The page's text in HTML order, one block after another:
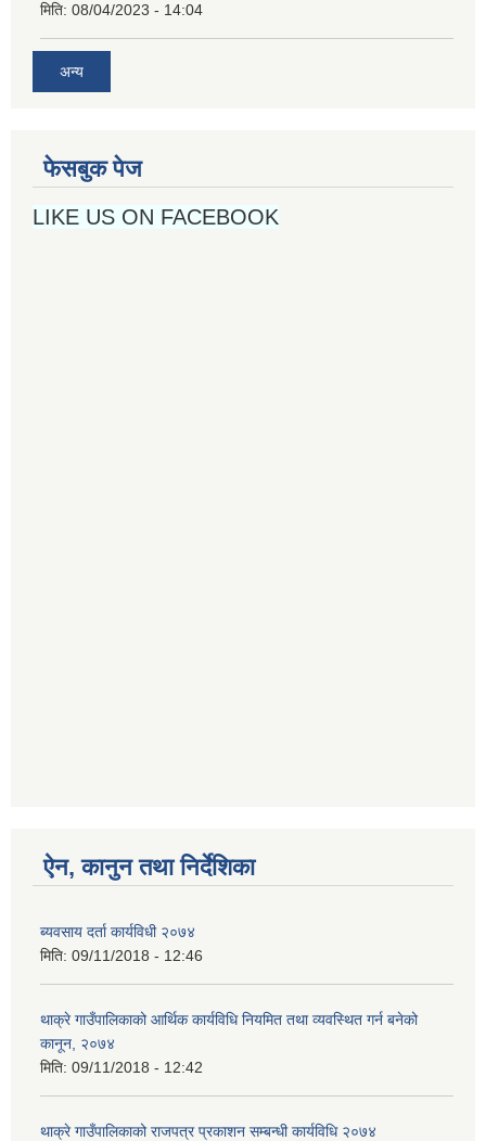
मिति: 08/04/2023 - 14:04
अन्य
फेसबुक पेज
LIKE US ON FACEBOOK
ऐन, कानुन तथा निर्देशिका
ब्यवसाय दर्ता कार्यविधी २०७४
मिति: 09/11/2018 - 12:46
थाक्रे गाउँपालिकाको आर्थिक कार्यविधि नियमित तथा व्यवस्थित गर्न बनेको
कानून, २०७४
मिति: 09/11/2018 - 12:42
थाक्रे गाउँपालिकाको राजपत्र प्रकाशन सम्बन्धी कार्यविधि २०७४